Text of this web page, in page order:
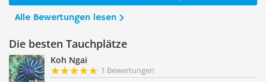
Alle Bewertungen lesen
Die besten Tauchplätze
Koh Ngai
1 Bewertungen